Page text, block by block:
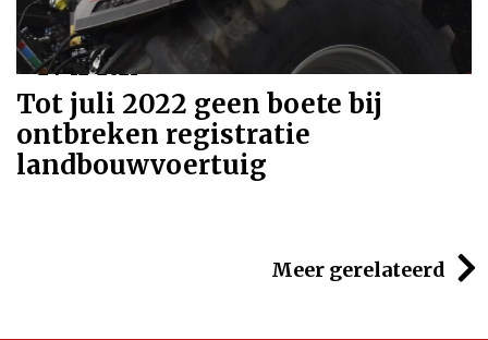
24-12-2021
Tot juli 2022 geen boete bij
ontbreken registratie
landbouwvoertuig
Meer gerelateerd